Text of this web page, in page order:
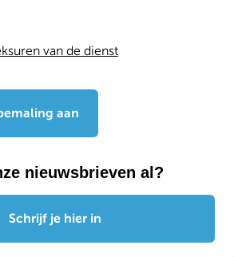
van de dienst
aan
nieuwsbrieven al?
Schrijf je hier in